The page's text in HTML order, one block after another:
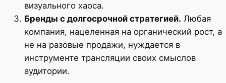
визуального хаоса.
Бренды с долгосрочной стратегией. Любая
компания, нацеленная на органический рост, а
не на разовые продажи, нуждается в
инструменте трансляции своих смыслов
аудитории.